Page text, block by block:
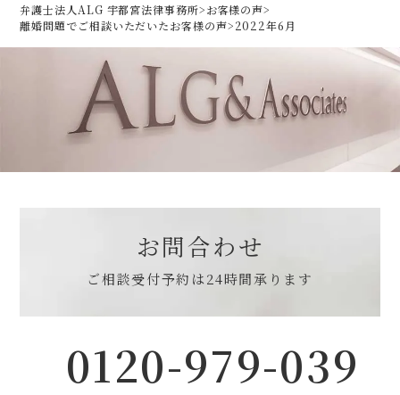
弁護士法人ALG 宇都宮法律事務所>お客様の声>
離婚問題でご相談いただいたお客様の声>2022年6月
お問合わせ
ご相談受付予約は24時間承ります
0120-979-039